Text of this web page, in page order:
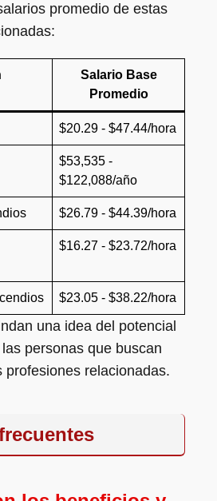
promedio de estas
Salario Base
Promedio
$20.29 - $47.44/hora
$53,535 -
$122,088/año
$26.79 - $44.39/hora
$16.27 - $23.72/hora
$23.05 - $38.22/hora
una idea del potencial
personas que buscan
profesiones relacionadas.